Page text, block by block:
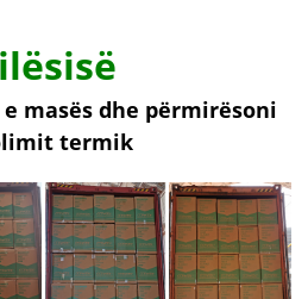
masës dhe përmirësoni
termik